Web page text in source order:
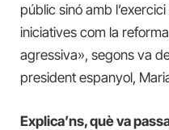
públic sinó amb
iniciatives com la
agressiva», segons va
president espanyol,
Explica’ns, què va